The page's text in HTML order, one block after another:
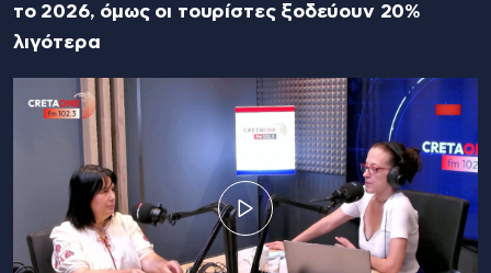
το 2026, όμως οι τουρίστες ξοδεύουν 20%
λιγότερα